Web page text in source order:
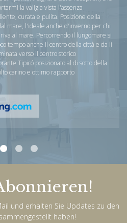
la valigia vista l'assenza
curata e pulita. Posizione della
mare, l'ideale anche d'inverno per chi
al mare. Percorrendo il lungomare si
tempo anche il centro della città e da lì
verso il centro storico
Tipicó posizionato al di sotto della
carino e ottimo rapporto
und erhalten Sie Updates zu den
haben!